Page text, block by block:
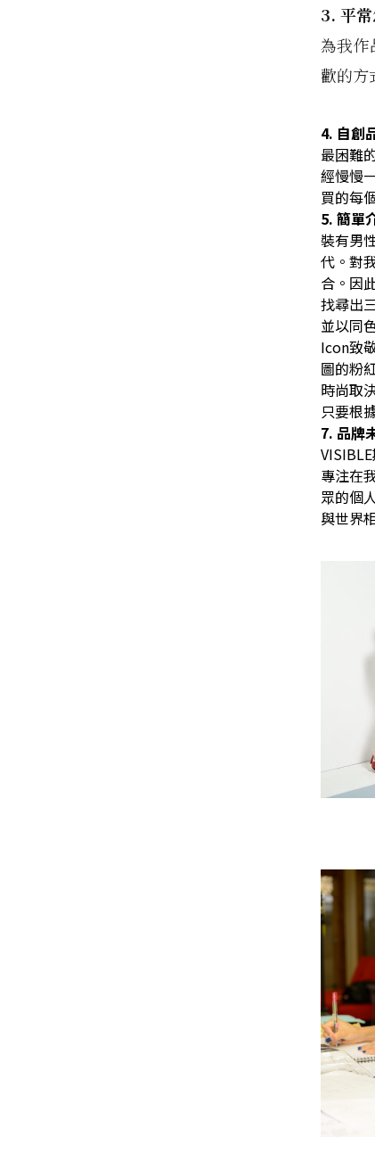
3.平
為我作
歡的方
4. 自創
最困難
經慢慢
買的每
5. 簡單
裝有男
代。對
合。因
找尋出
並以同
Icon致
圖的粉
時尚取
只要根
7. 品牌
VISIBLE
專注在
眾的個
與世界